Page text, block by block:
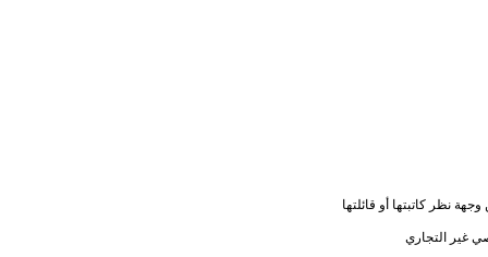
نظر كاتبتها أو قائلتها
غير التجاري